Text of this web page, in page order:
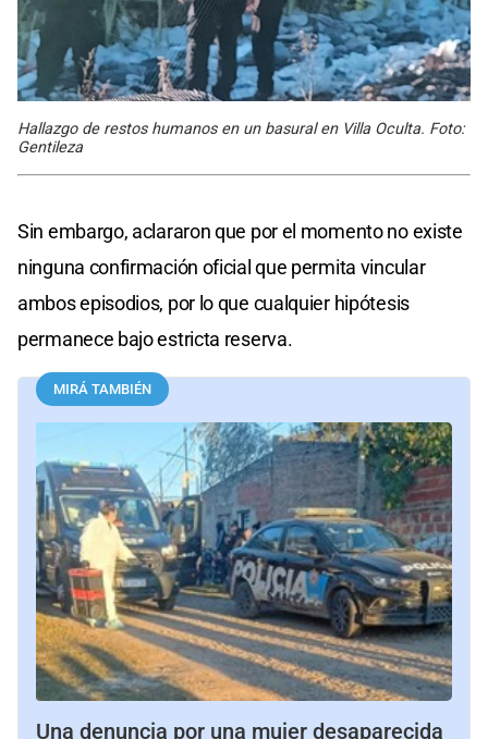
Hallazgo de restos humanos en un basural en Villa Oculta. Foto:
Gentileza
Sin embargo, aclararon que por el momento no existe
ninguna confirmación oficial que permita vincular
ambos episodios, por lo que cualquier hipótesis
permanece bajo estricta reserva.
MIRÁ TAMBIÉN
Una denuncia por una mujer desaparecida